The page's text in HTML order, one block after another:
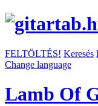
FELTÖLTÉS! Keresés
Change language
Lamb Of